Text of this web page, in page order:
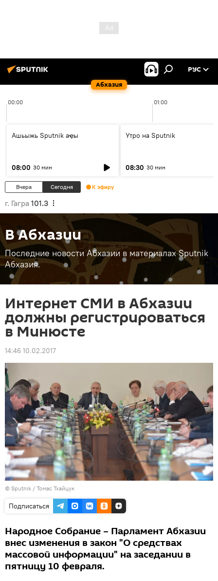
Абхазия
РУС
00:00 01:00
Ашьыжь Sputnik аҿы
08:00 30 мин
Утро на Sputnik
08:30 30 мин
Вчера Сегодня К эфиру
г. Гагра 101.3
В Абхазии
Последние новости Абхазии в материалах Sputnik
Абхазия.
Интернет СМИ в Абхазии
должны регистрироваться
в Минюсте
14:46 10.02.2017
© Sputnik / Томас Тхайцук
Подписаться
Народное Собрание – Парламент Абхазии
внес изменения в закон "О средствах
массовой информации" на заседании в
пятницу 10 февраля.